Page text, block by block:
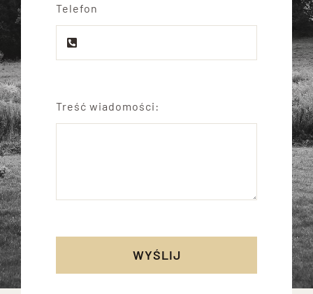
Telefon
Treść wiadomości:
WYŚLIJ